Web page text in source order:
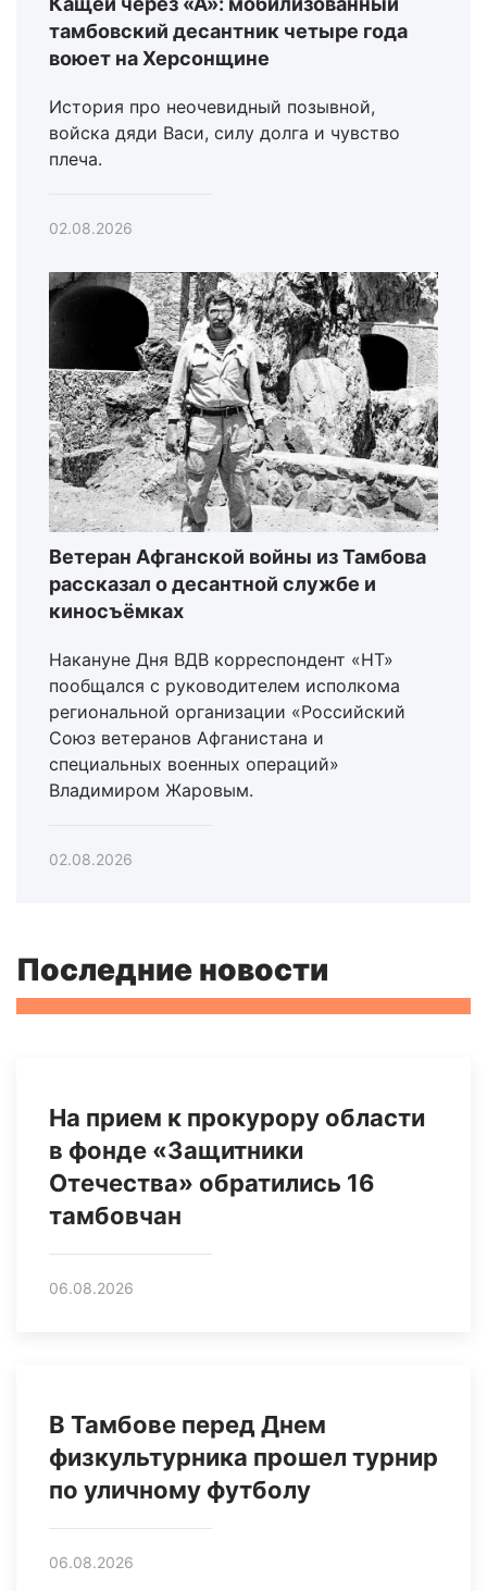
тамбовский десантник четыре года
воюет на Херсонщине
История про неочевидный позывной,
войска дяди Васи, силу долга и чувство
плеча.
02.08.2026
Ветеран Афганской войны из Тамбова
рассказал о десантной службе и
киносъёмках
Накануне Дня ВДВ корреспондент «НТ»
пообщался с руководителем исполкома
региональной организации «Российский
Союз ветеранов Афганистана и
специальных военных операций»
Владимиром Жаровым.
02.08.2026
Последние новости
На прием к прокурору области
в фонде «Защитники
Отечества» обратились 16
тамбовчан
06.08.2026
В Тамбове перед Днем
физкультурника прошел турнир
по уличному футболу
06.08.2026